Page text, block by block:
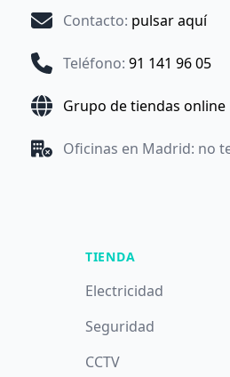
Contacto: pulsar aquí
Teléfono: 91 141 96 05
Grupo de tiendas online
Oficinas en Madrid: no
TIENDA
Electricidad
Seguridad
CCTV